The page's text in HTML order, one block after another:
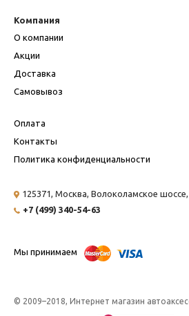
Компания
О компании
Акции
Доставка
Самовывоз
Оплата
Контакты
Политика конфиденциальности
125371, Москва, Волоколамское шоссе,
+7 (499) 340-54-63
Мы принимаем
© 2009–2018, Интернет магазин